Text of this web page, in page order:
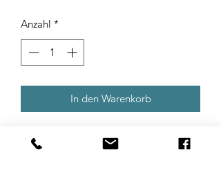
Anzahl *
In den Warenkorb
Die coole BlechfrOi!nd Beanie mit
gesticktem Logo ist ein echter